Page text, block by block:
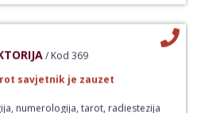
savjetnik je zauzet
numerologija, tarot, radiestezija